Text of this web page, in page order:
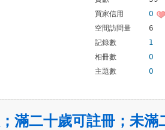
買家信用
0
空間訪問量
6
記錄數
1
相冊數
0
主題數
0
； 滿二十歲可註冊 ； 未滿